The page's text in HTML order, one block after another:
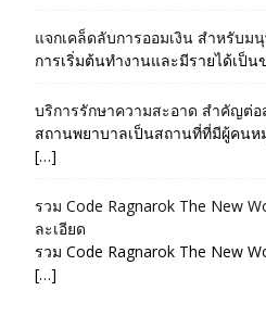
แจกเคล็ดลับการออมเงิน สำหรับม
การเริ่มต้นทำงานและมีรายได้เป็น
บริการรักษาความสะอาด สำคัญต่อ
สถานพยาบาลเป็นสถานที่ที่มีผู้คนห
[…]
รวม Code Ragnarok The New
ละเอียด
รวม Code Ragnarok The New
[…]